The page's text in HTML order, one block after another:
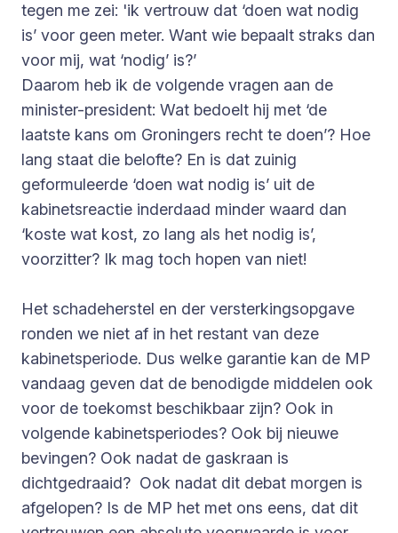
tegen me zei: 'ik vertrouw dat ‘doen wat nodig
is’ voor geen meter. Want wie bepaalt straks dan
voor mij, wat ‘nodig’ is?’
Daarom heb ik de volgende vragen aan de
minister-president: Wat bedoelt hij met ‘de
laatste kans om Groningers recht te doen’? Hoe
lang staat die belofte? En is dat zuinig
geformuleerde ‘doen wat nodig is’ uit de
kabinetsreactie inderdaad minder waard dan
‘koste wat kost, zo lang als het nodig is’,
voorzitter? Ik mag toch hopen van niet!
Het schadeherstel en der versterkingsopgave
ronden we niet af in het restant van deze
kabinetsperiode. Dus welke garantie kan de MP
vandaag geven dat de benodigde middelen ook
voor de toekomst beschikbaar zijn? Ook in
volgende kabinetsperiodes? Ook bij nieuwe
bevingen? Ook nadat de gaskraan is
dichtgedraaid? Ook nadat dit debat morgen is
afgelopen? Is de MP het met ons eens, dat dit